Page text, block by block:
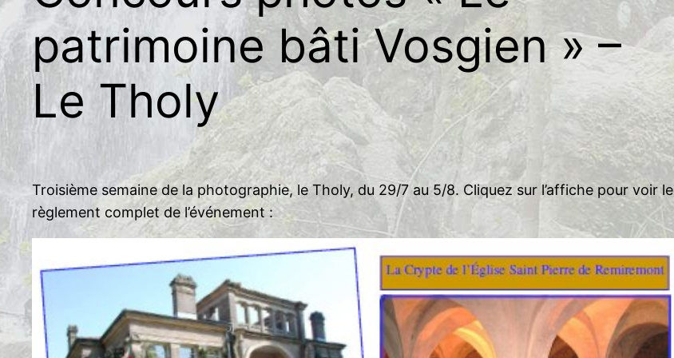
patrimoine bâti Vosgien » –
Le Tholy
Troisième semaine de la photographie, le Tholy, du 29/7 au 5/8. Cliquez sur l’affiche pour voir le
règlement complet de l’événement :